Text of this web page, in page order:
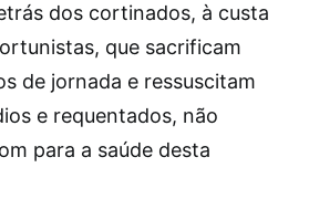
dos cortinados, à custa
que sacrificam
de jornada e ressuscitam
e requentados, não
para a saúde desta